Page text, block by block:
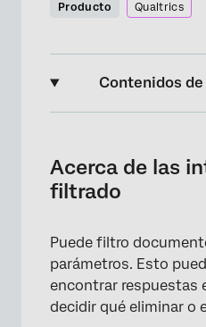
Producto Qualtrics
Contenidos
Filtrado de
Condiciones de PNL
Preguntas frequentes
Acerca de las
filtrado
Puede filtro
parámetros. Esto
encontrar respuestas
decidir qué eliminar o